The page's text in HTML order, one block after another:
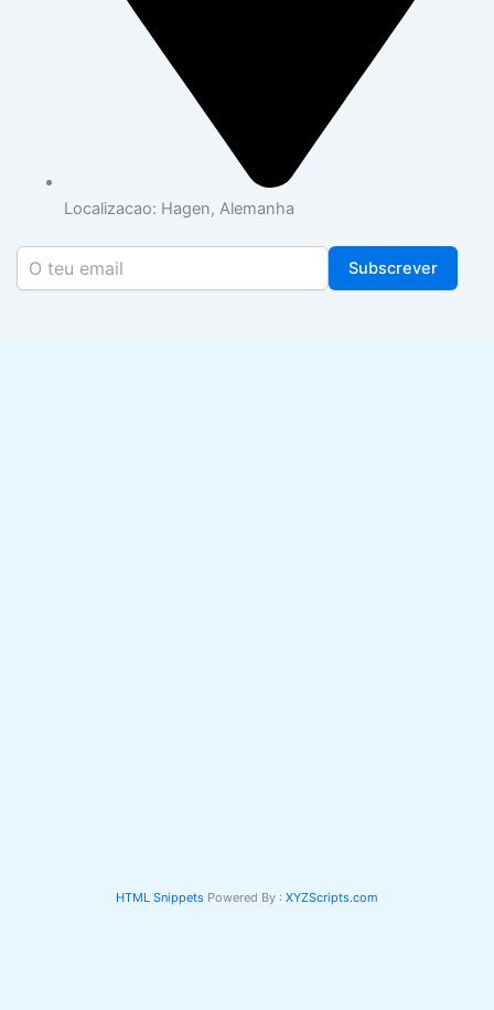
Localizacao: Hagen, Alemanha
Subscrever
HTML Snippets Powered By : XYZScripts.com